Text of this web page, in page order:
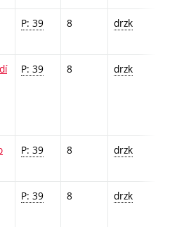
P: 39 8 drzk
P: 39 8 drzk
P: 39 8 drzk
P: 39 8 drzk